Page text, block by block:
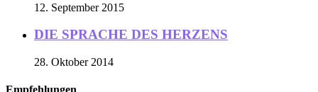
12. September 2015
DIE SPRACHE DES HERZENS
28. Oktober 2014